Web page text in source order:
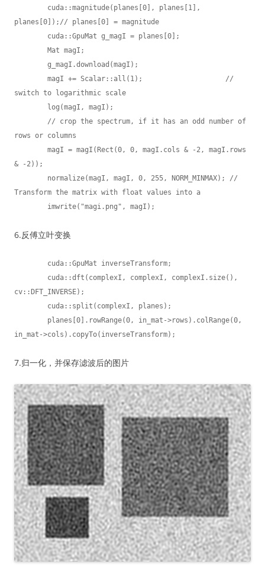
planes[0]);// planes[0] = magnitude
switch to logarithmic scale
rows or columns
& -2));
Transform the matrix with float values into a
	imwrite("magi.png", magI);
6.反傅立叶变换
cv::DFT_INVERSE);
in_mat->cols).copyTo(inverseTransform);
7.归一化，并保存滤波后的图片